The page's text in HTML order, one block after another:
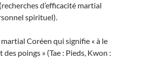
d’efficacité martial
spirituel).
Coréen qui signifie « à le
poings » (Tae : Pieds, Kwon :